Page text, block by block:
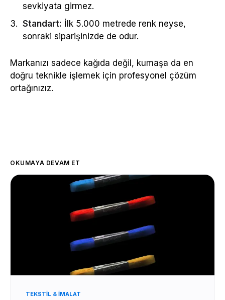
sevkiyata girmez.
Standart: İlk 5.000 metrede renk neyse,
sonraki siparişinizde de odur.
Markanızı sadece kağıda değil, kumaşa da en
doğru teknikle işlemek için profesyonel çözüm
ortağınızız.
OKUMAYA DEVAM ET
TEKSTIL & İMALAT